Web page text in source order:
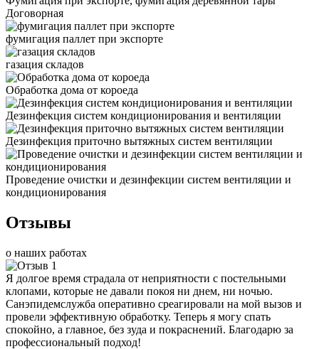
Договорная
фумигация паллет при экспорте
газация складов
Обработка дома от короеда
Дезинфекция систем кондиционирования и вентиляции
Дезинфекция приточно вытяжных систем вентиляции
Проведение очистки и дезинфекции систем вентиляции и
кондиционирования
Отзывы
о наших работах
Я долгое время страдала от неприятности с постельными
клопами, которые не давали покоя ни днем, ни ночью.
Санэпидемслужба оперативно среагировали на мой вызов и
провели эффективную обработку. Теперь я могу спать
спокойно, а главное, без зуда и покраснений. Благодарю за
профессиональный подход!